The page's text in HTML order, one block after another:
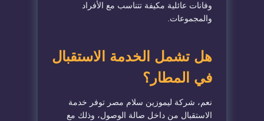
وفانات عائلية مكيفة تتناسب مع الأفراد
والمجموعات.
هل تشمل الخدمة الاستقبال
في المطار؟
نعم، شركة ليموزين سلام مصر توفر خدمة
الاستقبال من داخل صالة الوصول، وذلك مع